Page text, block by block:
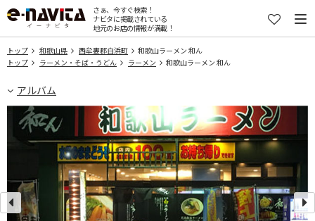
さぁ、今すぐ検索！
ナビタに掲載されている
地元のお店の情報が満載！
トップ 和歌山県 西牟婁郡白浜町
和歌山ラーメン 和ん
トップ
ラーメン・そば・うどん ラーメン 和歌山ラーメン 和ん
アルバム